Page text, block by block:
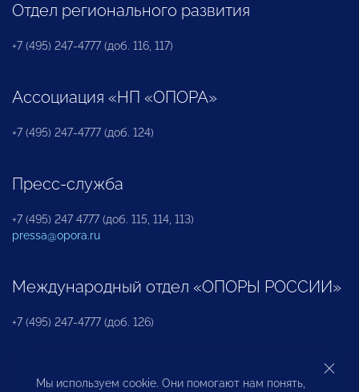
Отдел регионального развития
+7 (495) 247-4777 (доб. 116, 117)
Ассоциация «НП «ОПОРА»
+7 (495) 247-4777 (доб. 124)
Пресс-служба
+7 (495) 247 4777 (доб. 115, 114, 113)
pressa@opora.ru
Международный отдел «ОПОРЫ РОССИИ»
+7 (495) 247-4777 (доб. 126)
Бюро по защите прав предпринимателей и
Мы используем cookie. Они помогают нам понять,